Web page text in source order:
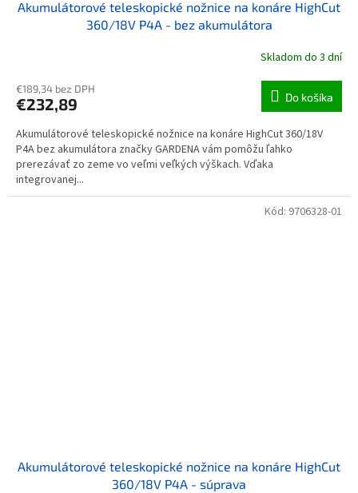
Akumulátorové teleskopické nožnice na konáre HighCut
360/18V P4A - bez akumulátora
Skladom do 3 dní
€189,34 bez DPH
€232,89 Do košíka
Akumulátorové teleskopické nožnice na konáre HighCut 360/18V
P4A bez akumulátora značky GARDENA vám pomôžu ľahko
prerezávať zo zeme vo veľmi veľkých výškach. Vďaka
integrovanej...
Akumulátorové teleskopické nožnice na konáre HighCut
360/18V P4A - súprava
Kód: 9706328-01